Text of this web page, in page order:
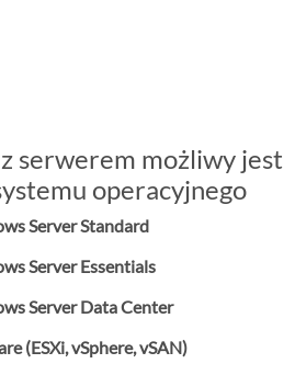
serwerem możliwy jest
operacyjnego
Server Standard
Server Essentials
Server Data Center
(ESXi, vSphere, vSAN)